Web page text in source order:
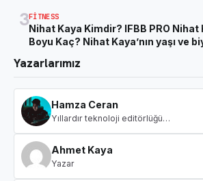
3FITNESS
Nihat Kaya Kimdir? IFBB PRO Nihat
Boyu Kaç? Nihat Kaya’nın yaşı ve
Yazarlarımız
Hamza Ceran
Yıllardır teknoloji editörlüğü…
Ahmet Kaya
Yazar